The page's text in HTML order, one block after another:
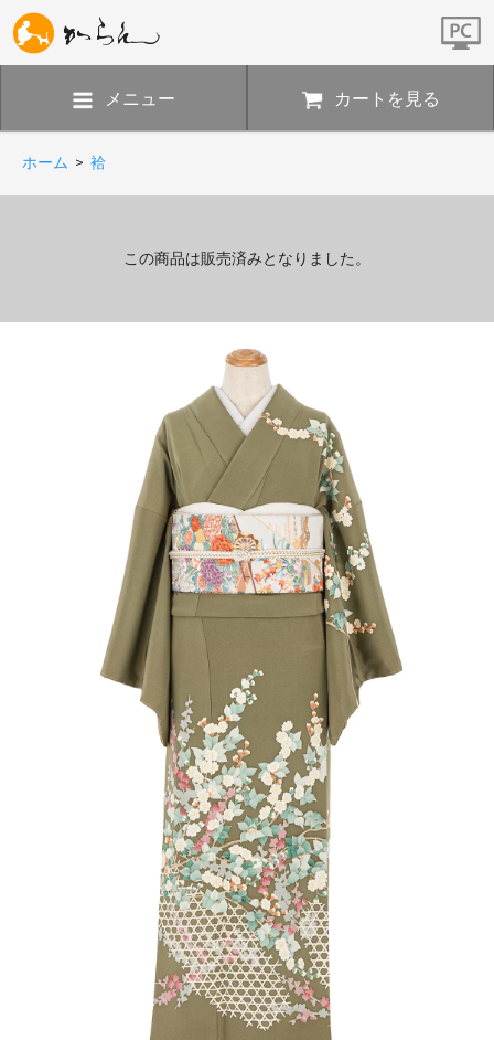
メニュー カートを見る
ホーム > 袷
この商品は販売済みとなりました。